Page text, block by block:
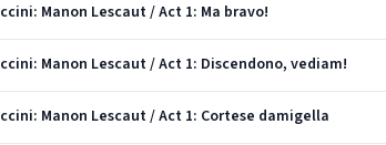
Manon Lescaut / Act 1: Ma bravo!
Manon Lescaut / Act 1: Discendono, vediam!
Manon Lescaut / Act 1: Cortese damigella